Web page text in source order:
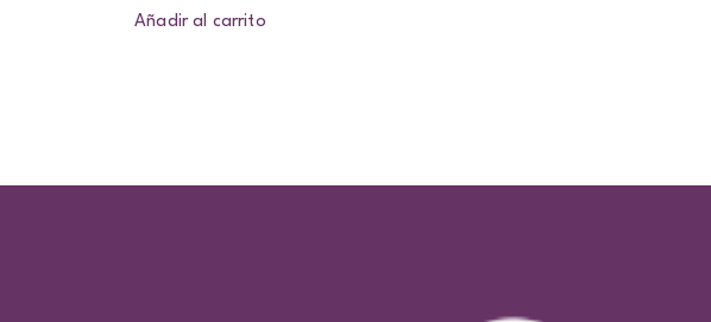
Añadir al carrito